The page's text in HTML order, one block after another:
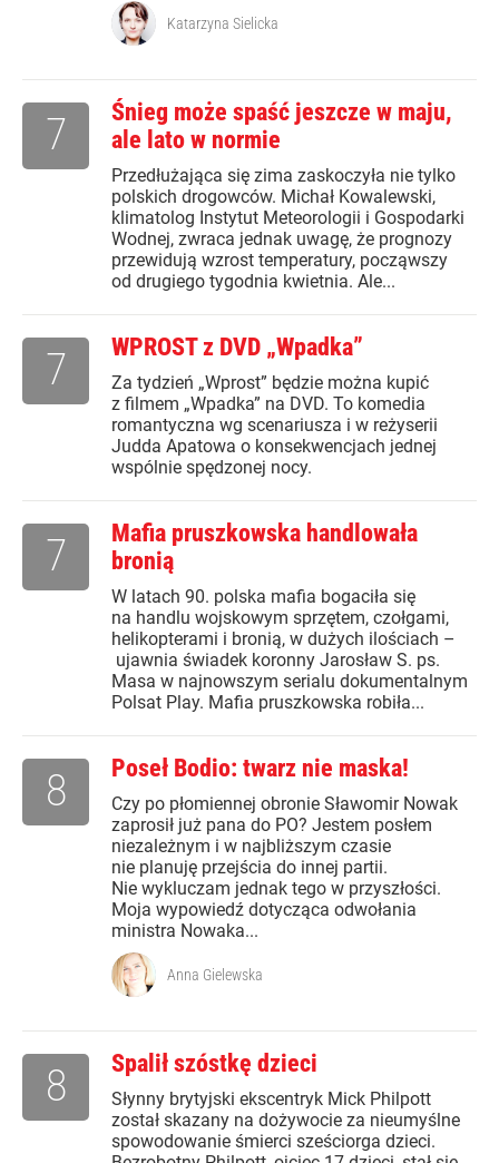
Katarzyna Sielicka
Śnieg może spaść jeszcze w maju,
ale lato w normie
Przedłużająca się zima zaskoczyła nie tylko
polskich drogowców. Michał Kowalewski,
klimatolog Instytut Meteorologii i Gospodarki
Wodnej, zwraca jednak uwagę, że prognozy
przewidują wzrost temperatury, począwszy
od drugiego tygodnia kwietnia. Ale...
7
WPROST z DVD „Wpadka”
Za tydzień „Wprost” będzie można kupić
z filmem „Wpadka” na DVD. To komedia
romantyczna wg scenariusza i w reżyserii
Judda Apatowa o konsekwencjach jednej
wspólnie spędzonej nocy.
7
Mafia pruszkowska handlowała
bronią
W latach 90. polska mafia bogaciła się
na handlu wojskowym sprzętem, czołgami,
helikopterami i bronią, w dużych ilościach –
ujawnia świadek koronny Jarosław S. ps.
Masa w najnowszym serialu dokumentalnym
Polsat Play. Mafia pruszkowska robiła...
7
Poseł Bodio: twarz nie maska!
Czy po płomiennej obronie Sławomir Nowak
zaprosił już pana do PO? Jestem posłem
niezależnym i w najbliższym czasie
nie planuję przejścia do innej partii.
Nie wykluczam jednak tego w przyszłości.
Moja wypowiedź dotycząca odwołania
ministra Nowaka...
8
Anna Gielewska
Spalił szóstkę dzieci
Słynny brytyjski ekscentryk Mick Philpott
został skazany na dożywocie za nieumyślne
spowodowanie śmierci sześciorga dzieci.
8